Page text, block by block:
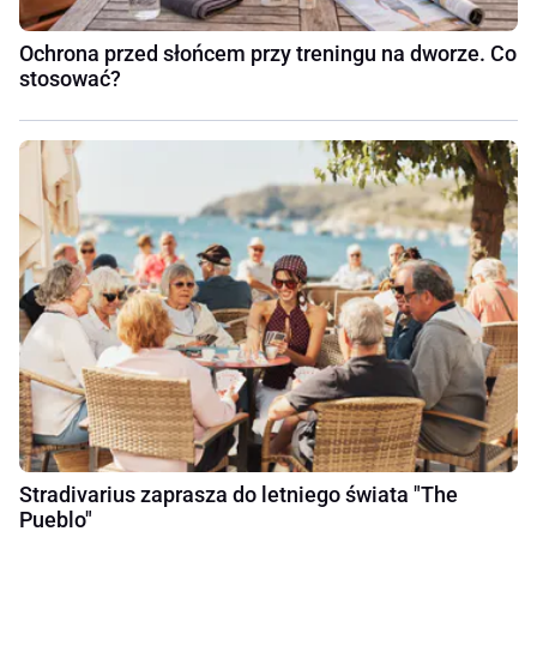
Ochrona przed słońcem przy treningu na dworze. Co
stosować?
Stradivarius zaprasza do letniego świata "The
Pueblo"